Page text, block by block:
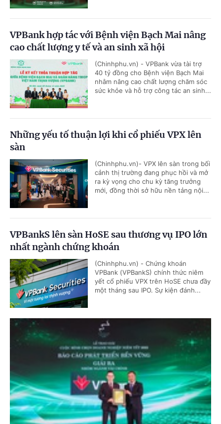
VPBank hợp tác với Bệnh viện Bạch Mai nâng
cao chất lượng y tế và an sinh xã hội
(Chinhphu.vn) - VPBank vừa tài trợ
40 tỷ đồng cho Bệnh viện Bạch Mai
nhằm nâng cao chất lượng chăm sóc
sức khỏe và hỗ trợ công tác an sinh...
Những yếu tố thuận lợi khi cổ phiếu VPX lên
sàn
(Chinhphu.vn)- VPX lên sàn trong bối
cảnh thị trường đang phục hồi và mở
ra kỳ vọng cho chu kỳ tăng trưởng
mới, đồng thời sở hữu nền tảng nội...
VPBankS lên sàn HoSE sau thương vụ IPO lớn
nhất ngành chứng khoán
(Chinhphu.vn) - Chứng khoán
VPBank (VPBankS) chính thức niêm
yết cổ phiếu VPX trên HoSE chưa đầy
một tháng sau IPO. Sự kiện đánh...